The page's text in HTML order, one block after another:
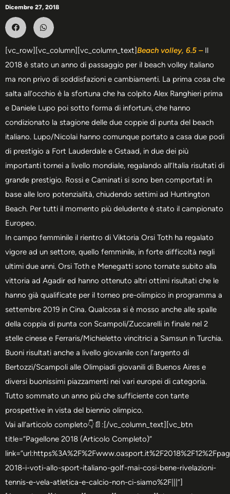
Dicembre 27, 2018
[vc_row][vc_column][vc_column_text]Beach volley, 6.5 –Il
2018 è stato un anno di passaggio per il beach volley italiano
ma non privo di soddisfazioni e cambiamenti. La prima cosa che
salta all’occhio è la sfortuna che ha colpito Alex Ranghieri prima
e Daniele Lupo poi sotto forma di infortuni, che hanno
condizionato la stagione delle due coppie di punta del beach
italiano. Lupo/Nicolai hanno comunque portato a casa due podi
di prestigio a Fort Lauderdale e Gstaad, in due dei più
importanti tornei a livello mondiale, regalando all’Italia risultati di
grande prestigio. Rossi e Caminati si sono ben comportati in
base alle loro potenzialità, chiudendo settimi ad Huntington
Beach. Per tutti il momento più deludente è stato il campionato
Europeo.
In campo femminile il rientro di Viktoria Orsi Toth ha regalato
vigore ad un settore, quello femminile, in forte difficoltà negli
ultimi due anni. Orsi Toth e Menegatti sono tornate subito alla
vittoria ad Agadir ed hanno ottenuto altri ottimi risultati che le
hanno già qualificate per il torneo pre-olimpico in programma a
settembre 2019 in Cina. Qualcosa si è mosso anche alle spalle
della coppia di punta con Scampoli/Zuccarelli in finale nel 2
stelle cinese e Ferraris/Michieletto vincitrici a Samsun in Turchia.
Buoni risultati anche a livello giovanile con l’argento di
Bertozzi/Scampoli alle Olimpiadi giovanili di Buenos Aires e
diversi buonissimi piazzamenti nei vari europei di categoria.
Tutto sommato un anno più che sufficiente con tante
prospettive in vista del biennio olimpico.
Vai all’articolo completo👇📄:[/vc_column_text][vc_btn
title=”Pagellone 2018 (Articolo Completo)”
2018-i-voti-allo-sport-italiano-golf-mai-cosi-bene-rivelazioni-
tennis-e-vela-atletica-e-calcio-non-ci-siamo%2F|||”]